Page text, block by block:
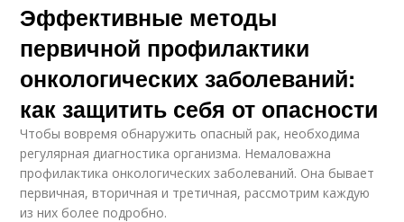
Эффективные методы
первичной профилактики
онкологических заболеваний:
как защитить себя от опасности
Чтобы вовремя обнаружить опасный рак, необходима
регулярная диагностика организма. Немаловажна
профилактика онкологических заболеваний. Она бывает
первичная, вторичная и третичная, рассмотрим каждую
из них более подробно.